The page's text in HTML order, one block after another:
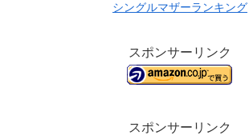
シングルマザーランキング
スポンサーリンク
スポンサーリンク